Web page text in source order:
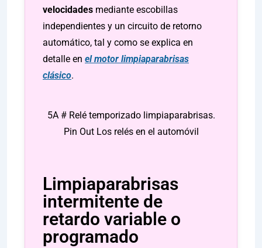
velocidades mediante escobillas
independientes y un circuito de retorno
automático, tal y como se explica en
detalle en el motor limpiaparabrisas
clásico.
5A # Relé temporizado limpiaparabrisas.
Pin Out Los relés en el automóvil
Limpiaparabrisas
intermitente de
retardo variable o
programado